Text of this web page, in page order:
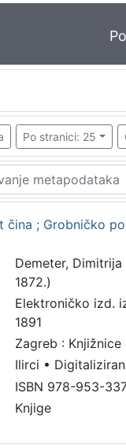
Po stranici: 25
čina ; Grobničko
Demeter, Dimitrija
1872.)
Elektroničko izd.
1891
Zagreb :
Ilirci •
ISBN 978-953-
Knjige